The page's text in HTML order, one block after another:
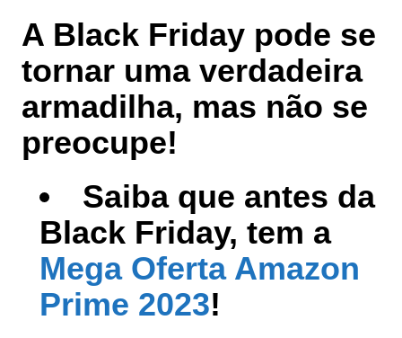
A Black Friday pode se
tornar uma verdadeira
armadilha, mas não se
preocupe!
Saiba que antes da
Black Friday, tem a
Mega Oferta Amazon
Prime 2023!